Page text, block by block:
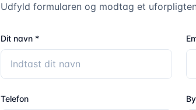
Udfyld formularen og modtag et
Dit navn *
Telefon